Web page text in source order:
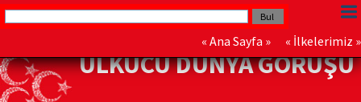
« Ana Sayfa » « İlkelerimiz »
ÜLKÜCÜ DÜNYA GÖRÜŞÜ